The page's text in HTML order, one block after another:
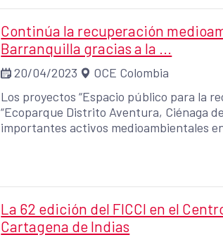
Continúa la recuperación
Barranquilla gracias a la ...
20/04/2023
OCE Colombia
Los proyectos “Espacio público para la
“Ecoparque Distrito Aventura, Ciénaga
importantes activos medioambientales
identificación de proyectos sostenibles
liderada por AECID y financiada por la
subvencionados por LAIF City Life en
2.892.951.192) • En el marco de LAIF
La 62 edición del FICCI en el
Cartagena de Indias